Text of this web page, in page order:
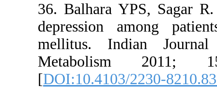
36.
mellitus.
[